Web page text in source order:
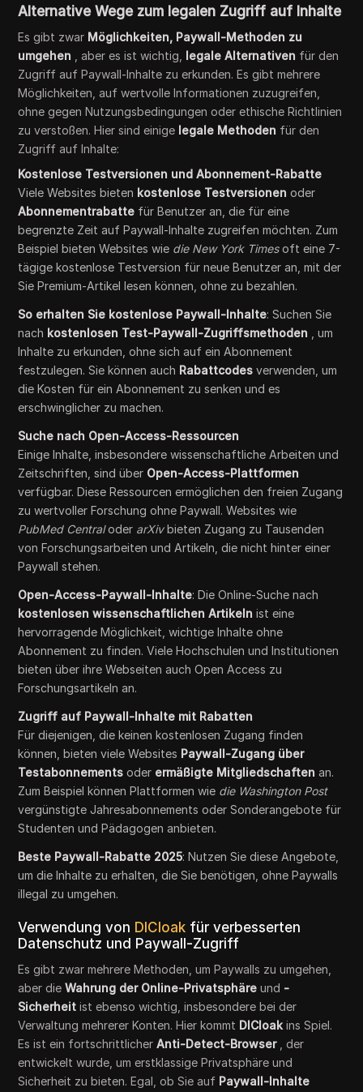
Alternative Wege zum legalen Zugriff auf Inhalte
Es gibt zwar Möglichkeiten, Paywall-Methoden zu
umgehen , aber es ist wichtig, legale Alternativen für den
Zugriff auf Paywall-Inhalte zu erkunden. Es gibt mehrere
Möglichkeiten, auf wertvolle Informationen zuzugreifen,
ohne gegen Nutzungsbedingungen oder ethische Richtlinien
zu verstoßen. Hier sind einige legale Methoden für den
Zugriff auf Inhalte:
Kostenlose Testversionen und Abonnement-Rabatte
Viele Websites bieten kostenlose Testversionen oder
Abonnementrabatte für Benutzer an, die für eine
begrenzte Zeit auf Paywall-Inhalte zugreifen möchten. Zum
Beispiel bieten Websites wie die New York Timesoft eine 7-
tägige kostenlose Testversion für neue Benutzer an, mit der
Sie Premium-Artikel lesen können, ohne zu bezahlen.
So erhalten Sie kostenlose Paywall-Inhalte: Suchen Sie
nach kostenlosen Test-Paywall-Zugriffsmethoden , um
Inhalte zu erkunden, ohne sich auf ein Abonnement
festzulegen. Sie können auch Rabattcodes verwenden, um
die Kosten für ein Abonnement zu senken und es
erschwinglicher zu machen.
Suche nach Open-Access-Ressourcen
Einige Inhalte, insbesondere wissenschaftliche Arbeiten und
Zeitschriften, sind über Open-Access-Plattformen
verfügbar. Diese Ressourcen ermöglichen den freien Zugang
zu wertvoller Forschung ohne Paywall. Websites wie
PubMed Centraloder arXivbieten Zugang zu Tausenden
von Forschungsarbeiten und Artikeln, die nicht hinter einer
Paywall stehen.
Open-Access-Paywall-Inhalte: Die Online-Suche nach
kostenlosen wissenschaftlichen Artikeln ist eine
hervorragende Möglichkeit, wichtige Inhalte ohne
Abonnement zu finden. Viele Hochschulen und Institutionen
bieten über ihre Webseiten auch Open Access zu
Forschungsartikeln an.
Zugriff auf Paywall-Inhalte mit Rabatten
Für diejenigen, die keinen kostenlosen Zugang finden
können, bieten viele Websites Paywall-Zugang über
Testabonnements oder ermäßigte Mitgliedschaften an.
Zum Beispiel können Plattformen wie die Washington Post
vergünstigte Jahresabonnements oder Sonderangebote für
Studenten und Pädagogen anbieten.
Beste Paywall-Rabatte 2025: Nutzen Sie diese Angebote,
um die Inhalte zu erhalten, die Sie benötigen, ohne Paywalls
illegal zu umgehen.
Verwendung von DICloak für verbesserten
Datenschutz und Paywall-Zugriff
Es gibt zwar mehrere Methoden, um Paywalls zu umgehen,
aber dieWahrung der Online-Privatsphäre und -
Sicherheit ist ebenso wichtig, insbesondere bei der
Verwaltung mehrerer Konten. Hier kommt DICloak ins Spiel.
Es ist ein fortschrittlicherAnti-Detect-Browser, der
entwickelt wurde, um erstklassige Privatsphäre und
Sicherheit zu bieten. Egal, ob Sie auf Paywall-Inhalte